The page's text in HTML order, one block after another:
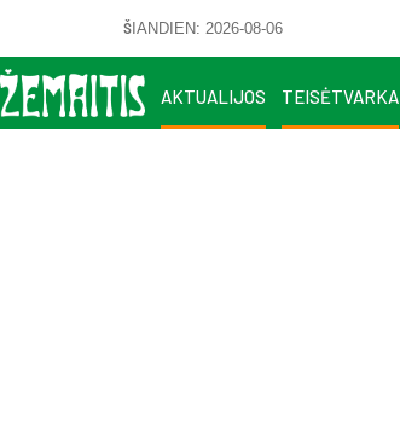
ŠIANDIEN: 2026-08-06
AKTUALIJOS TEISĖTVARKA